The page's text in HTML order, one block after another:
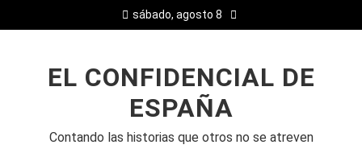
sábado, agosto 8
EL CONFIDENCIAL DE
ESPAÑA
Contando las historias que otros no se atreven